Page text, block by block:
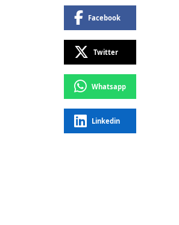
Facebook
Twitter
Whatsapp
Linkedin